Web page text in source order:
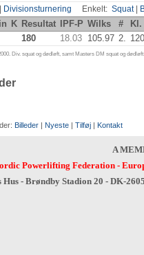
Divisionsturnering Enkelt: Squat|
K Resultat IPF-P Wilks #
Kl.
180 18.03 105.97 2. 120
Div. squat og dødløft, samt Masters DM squat og
Billeder | Nyeste | Tilføj | Kontakt
A
Powerlifting Federation-
- Brøndby Stadion 20 - DK-